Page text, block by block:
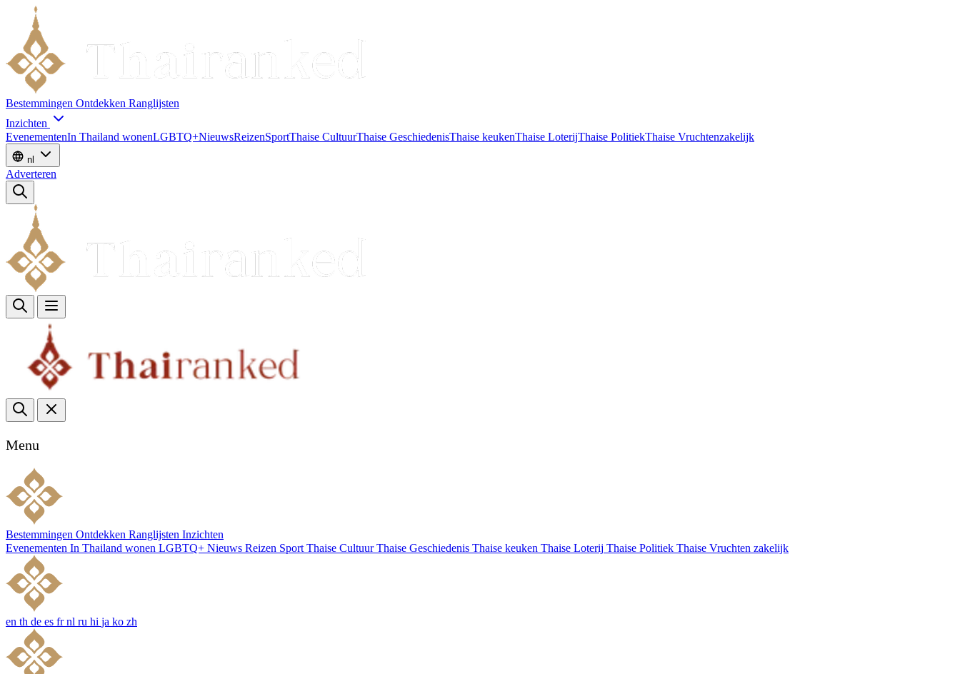
Bestemmingen Ontdekken Ranglijsten
Inzichten
EvenementenIn Thailand wonenLGBTQ+NieuwsReizenSportThaise CultuurThaise GeschiedenisThaise keukenThaise LoterijThaise PolitiekThaise Vruchtenzakelijk
nl
Adverteren
Menu
Bestemmingen Ontdekken Ranglijsten Inzichten
Evenementen In Thailand wonen LGBTQ+ Nieuws Reizen Sport Thaise Cultuur Thaise Geschiedenis Thaise keuken Thaise Loterij Thaise Politiek Thaise Vruchten zakelijk
en th de es fr nl ru hi ja ko zh